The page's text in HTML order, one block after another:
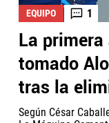
EQUIPO 1
La
tomado
tras la
Según César